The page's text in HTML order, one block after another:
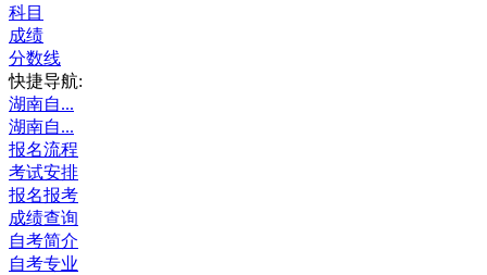
科目
成绩
分数线
快捷导航:
湖南自...
湖南自...
报名流程
考试安排
报名报考
成绩查询
自考简介
自考专业